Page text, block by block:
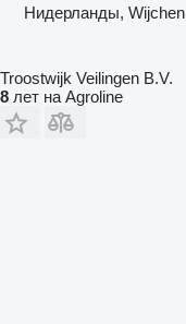
Нидерланды, Wijchen
Troostwijk Veilingen B.V.
8 лет на Agroline